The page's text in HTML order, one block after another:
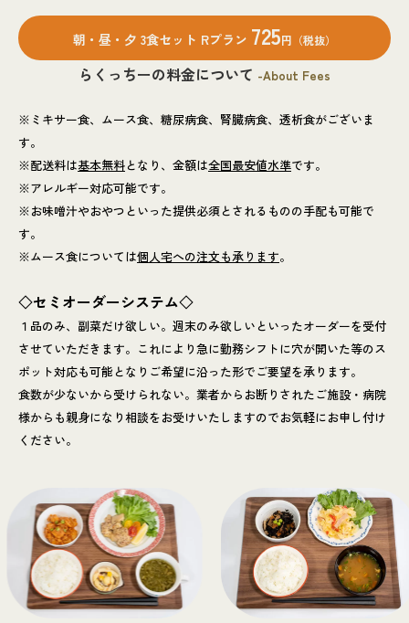
朝・昼・夕 3食セット Rプラン 725円（税抜）
らくっちーの料金について -About Fees
※ミキサー食、ムース食、糖尿病食、腎臓病食、透析食がございま
す。
※配送料は基本無料となり、金額は全国最安値水準です。
※アレルギー対応可能です。
※お味噌汁やおやつといった提供必須とされるものの手配も可能で
す。
※ムース食については個人宅への注文も承ります。
◇セミオーダーシステム◇
１品のみ、副菜だけ欲しい。週末のみ欲しいといったオーダーを受付
させていただきます。これにより急に勤務シフトに穴が開いた等のス
ポット対応も可能となりご希望に沿った形でご要望を承ります。
食数が少ないから受けられない。業者からお断りされたご施設・病院
様からも親身になり相談をお受けいたしますのでお気軽にお申し付け
ください。